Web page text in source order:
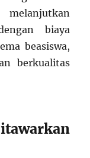
biaya
beasiswa,
berkualitas